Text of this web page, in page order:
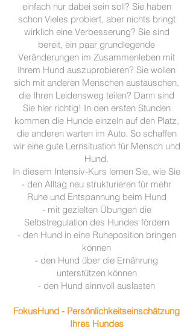
einfach nur dabei sein soll? Sie haben
schon Vieles probiert, aber nichts bringt
wirklich eine Verbesserung? Sie sind
bereit, ein paar grundlegende
Veränderungen im Zusammenleben mit
Ihrem Hund auszuprobieren? Sie wollen
sich mit anderen Menschen austauschen,
die Ihren Leidensweg teilen? Dann sind
Sie hier richtig! In den ersten Stunden
kommen die Hunde einzeln auf den Platz,
die anderen warten im Auto. So schaffen
wir eine gute Lernsituation für Mensch und
Hund.
In diesem Intensiv-Kurs lernen Sie, wie Sie
- den Alltag neu strukturieren für mehr
Ruhe und Entspannung beim Hund
- mit gezielten Übungen die
Selbstregulation des Hundes fördern
- den Hund in eine Ruheposition bringen
können
- den Hund über die Ernährung
unterstützen können
- den Hund sinnvoll auslasten
FokusHund - Persönlichkeitseinschätzung
Ihres Hundes